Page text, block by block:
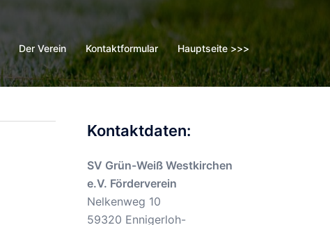
Der Verein Kontaktformular Hauptseite >>>
Kontaktdaten:
SV Grün-Weiß Westkirchen
e.V. Förderverein
Nelkenweg 10
59320 Ennigerloh-